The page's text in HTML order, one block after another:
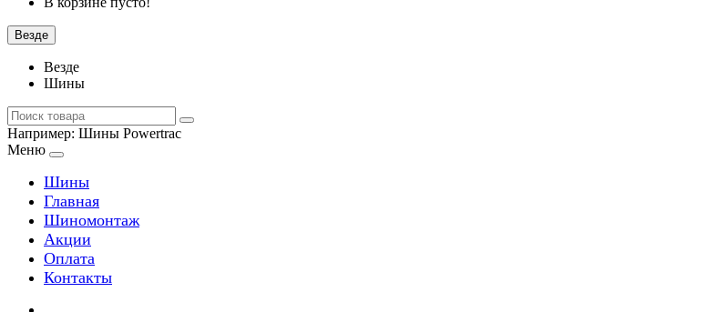
Везде
Везде
Шины
Например: Шины Powertrac
Меню
Шины
Главная
Шиномонтаж
Акции
Оплата
Контакты